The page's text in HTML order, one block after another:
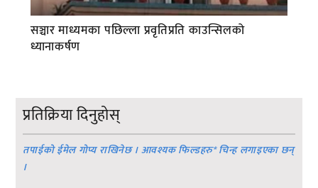
सञ्चार माध्यमका पछिल्ला प्रवृतिप्रति काउन्सिलको
ध्यानाकर्षण
प्रतिक्रिया दिनुहोस्
तपाईको ईमेल गोप्य राखिनेछ । आवश्यक फिल्डहरु*चिन्ह लगाइएका छन्
।